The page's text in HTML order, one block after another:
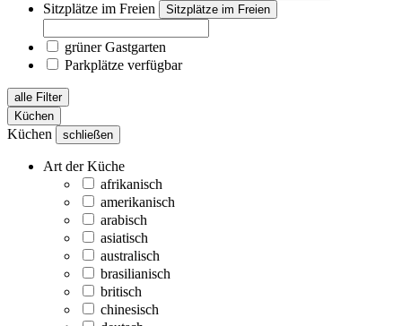
Sitzplätze im Freien
Sitzplätze im Freien
grüner Gastgarten
Parkplätze verfügbar
alle Filter
Küchen
Küchen schließen
Art der Küche
afrikanisch
amerikanisch
arabisch
asiatisch
australisch
brasilianisch
britisch
chinesisch